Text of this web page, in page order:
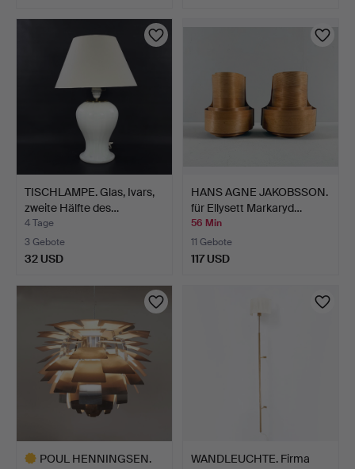
TISCHLAMPE. Glas, Ivars,
zweite Hälfte des…
4 Tage
3 Gebote
32 USD
HANS AGNE JAKOBSSON.
für Ellysett Markaryd…
56 Min
11 Gebote
117 USD
POUL HENNINGSEN.
WANDLEUCHTE. Firma